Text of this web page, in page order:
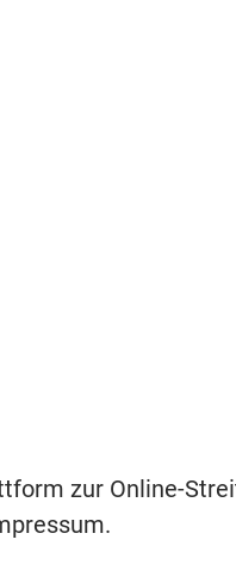
zur Online-